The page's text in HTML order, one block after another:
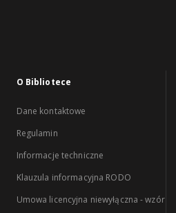
O Bibliotece
Dane kontaktowe
Regulamin
Informacje techniczne
Klauzula informacyjna RODO
Umowa licencyjna niewyłączna - wzór